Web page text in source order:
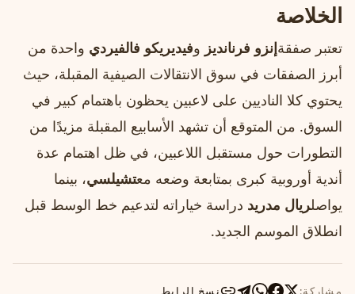
الخلاصة
تعتبر صفقةإنزو فرنانديز وفيديريكو فالفيردي واحدة من
أبرز الصفقات في سوق الانتقالات الصيفية المقبلة، حيث
يحتوي كلا الناديين على لاعبين يحظون باهتمام كبير في
السوق. من المتوقع أن تشهد الأسابيع المقبلة مزيدًا من
التطورات حول مستقبل اللاعبين، في ظل اهتمام عدة
أندية أوروبية كبرى بمتابعة وضعه معتشيلسي، بينما
يواصلريال مدريد دراسة خياراته لتدعيم خط الوسط قبل
انطلاق الموسم الجديد.
مشاركة: نسخ الرابط